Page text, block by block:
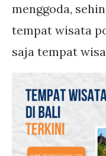
menggoda,
tempat wisata
saja tempat